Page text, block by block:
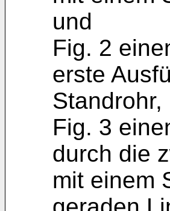
und
Fig. 2
erste
Fig. 3
durch die
mit einem